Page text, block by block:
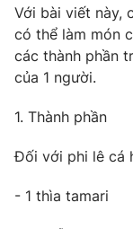
Thế giới đó đây
Câu chuyện quốc
Tài chính
Thị trường
Dữ liệu và đời
Phim VTV
Hậu trường
Nhân vật
Giải trí
Đời sống
Với bài viết này,
có thể làm món
các thành phần
của 1 người.
1. Thành phần
Đối với phi lê cá
- 1 thìa tamari